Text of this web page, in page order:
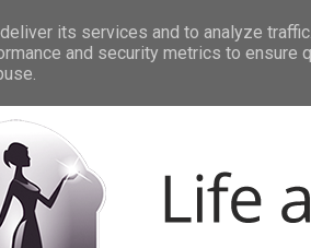
its services and to analyze
and security metrics to ensure